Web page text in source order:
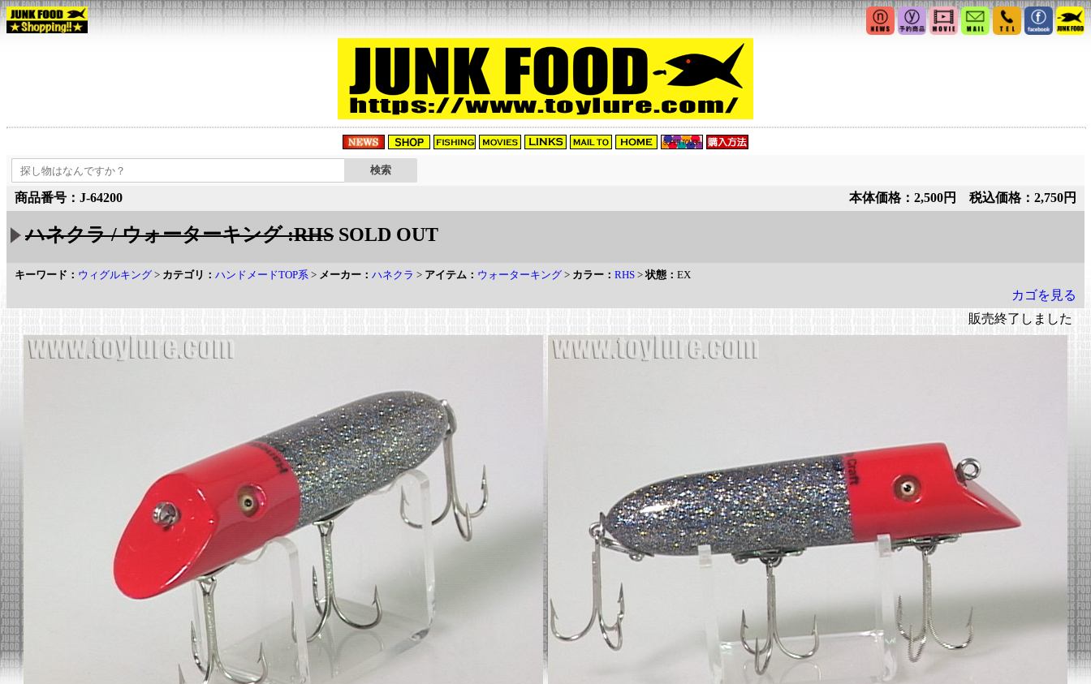
商品番号：J-64200 本体価格：2,500円 税込価格：2,750円
ハネクラ / ウォーターキング :RHS SOLD OUT
キーワード： ウィグルキング > カテゴリ： ハンドメードTOP系 > メーカー： ハネクラ > アイテム： ウォーターキング > カラー： RHS >状態： EX
カゴを見る
販売終了しました